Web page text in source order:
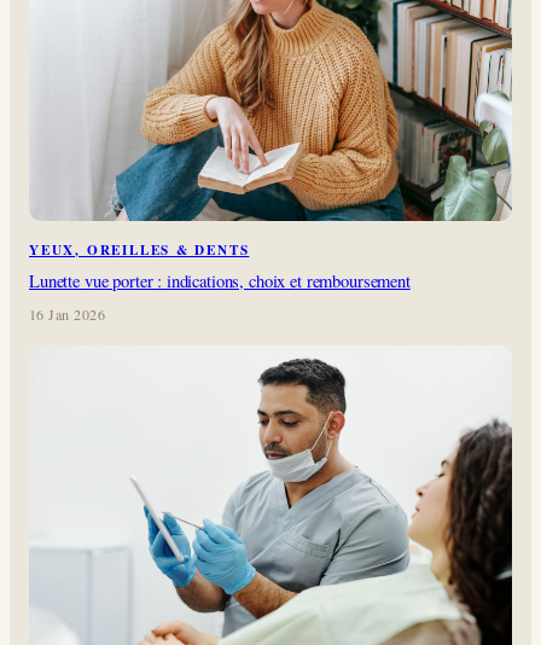
YEUX, OREILLES & DENTS
Lunette vue porter : indications, choix et remboursement
16 Jan 2026